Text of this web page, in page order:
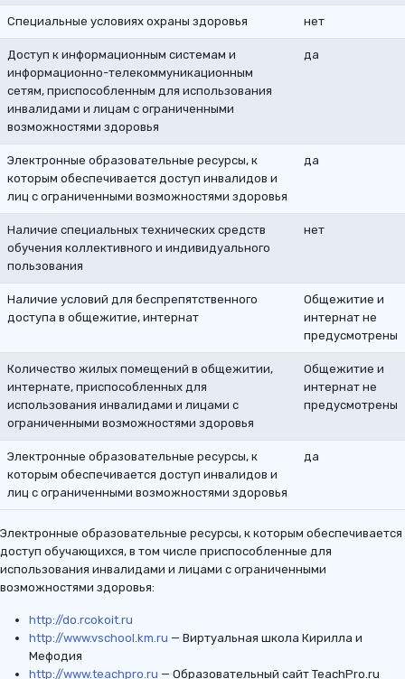
Специальные условиях охраны здоровья нет
Доступ к информационным системам и
информационно-телекоммуникационным
сетям, приспособленным для использования
инвалидами и лицам с ограниченными
возможностями здоровья
да
Электронные образовательные ресурсы, к
которым обеспечивается доступ инвалидов и
лиц с ограниченными возможностями здоровья
да
Наличие специальных технических средств
обучения коллективного и индивидуального
пользования
нет
Наличие условий для беспрепятственного
доступа в общежитие, интернат
Общежитие и
интернат не
предусмотрены
Количество жилых помещений в общежитии,
интернате, приспособленных для
использования инвалидами и лицами с
ограниченными возможностями здоровья
Общежитие и
интернат не
предусмотрены
Электронные образовательные ресурсы, к
которым обеспечивается доступ инвалидов и
лиц с ограниченными возможностями здоровья
да
Электронные образовательные ресурсы, к которым обеспечивается
доступ обучающихся, в том числе приспособленные для
использования инвалидами и лицами с ограниченными
возможностями здоровья:
http://do.rcokoit.ru
http://www.vschool.km.ru — Виртуальная школа Кирилла и
Мефодия
http://www.teachpro.ru — Образовательный сайт TeachPro.ru